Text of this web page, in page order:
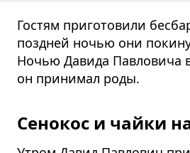
Гостям приготовили
поздней ночью они
Ночью Давида Павловича
он принимал роды.
Сенокос и чайки